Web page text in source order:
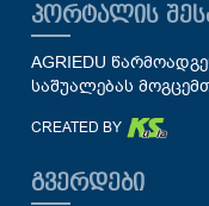
ᲞᲝᲠᲢᲐᲚᲘᲡ
AGRIEDU
საშუალებას
CREATED BY
ᲒᲕᲔᲠᲓᲔᲑᲘ